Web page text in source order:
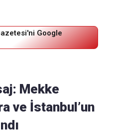
Google
Mekke
ve İstanbul’un